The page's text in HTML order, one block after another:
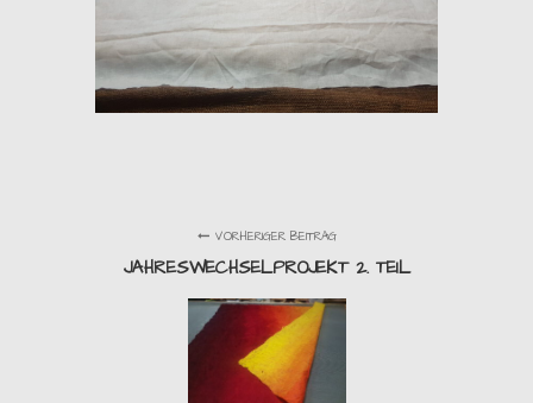
VORHERIGER BEITRAG
JAHRESWECHSELPROJEKT 2. TEIL